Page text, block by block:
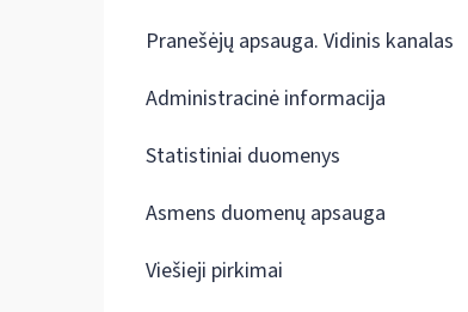
Pranešėjų apsauga. Vidinis kanalas
Administracinė informacija
Statistiniai duomenys
Asmens duomenų apsauga
Viešieji pirkimai